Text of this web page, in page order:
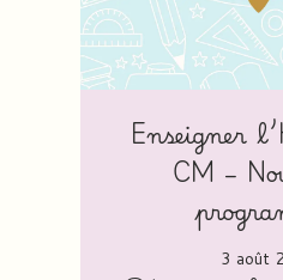
Enseigner
CM –
3 août